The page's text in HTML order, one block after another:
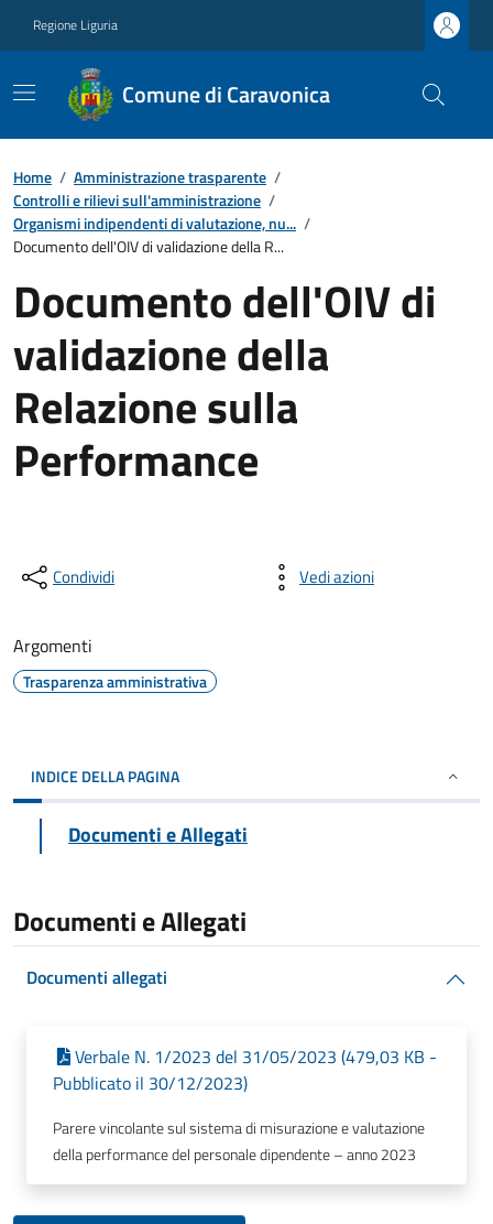
Regione Liguria
Comune di Caravonica
Home / Amministrazione trasparente /
Controlli e rilievi sull'amministrazione /
Organismi indipendenti di valutazione, nu... /
Documento dell'OIV di validazione della R...
Documento dell'OIV di
validazione della
Relazione sulla
Performance
Condividi Vedi azioni
Argomenti
Trasparenza amministrativa
INDICE DELLA PAGINA
Documenti e Allegati
Documenti e Allegati
Documenti allegati
Verbale N. 1/2023 del 31/05/2023 (479,03 KB -
Pubblicato il 30/12/2023)
Parere vincolante sul sistema di misurazione e valutazione
della performance del personale dipendente – anno 2023